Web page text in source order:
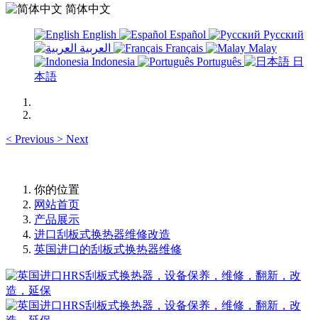
简体中文
English Español
Русский
Français
Malay
Indonesia
Português
日
本語
< Previous > Next
你的位置
网站首页
产品展示
进口刮板式换热器维修改造
英国进口的刮板式换热器维修